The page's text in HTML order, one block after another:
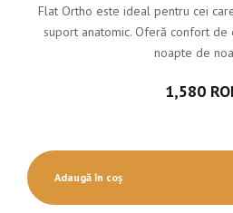
Flat Ortho este ideal pentru cei
suport anatomic. Oferă confort de
noapte de
1,580
Adaugă în coș